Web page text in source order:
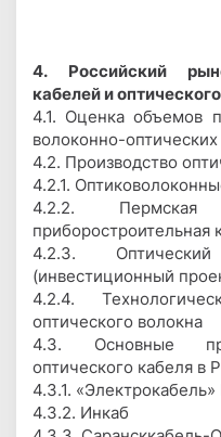
4. Российский
кабелей и
4.1. Оценка объемов
волоконно-
4.2. Производство
4.2.1.
4.2.2. Пермская
приборостроительная
4.2.3.
(инвестиционный
4.2.4.
оптического волокна
4.3. Основные
оптического кабеля в
4.3.1.
4.3.2. Инкаб